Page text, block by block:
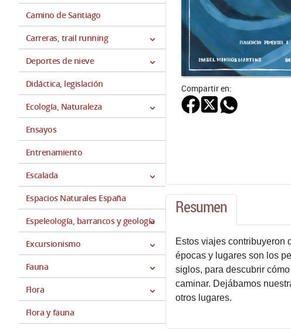
Camino de Santiago
Carreras, trail running
Deportes de nieve
Didáctica, legislación
Ecología, Naturaleza
Ensayos
Entrenamiento
Escalada
Espacios Naturales España
Espeleología, barrancos y geología
Excursionismo
Fauna
Flora
Flora y fauna
Compartir en:
Resumen
Estos viajes contribuyeron
épocas y lugares son los
siglos, para descubrir
caminar. Dejábamos
otros lugares.